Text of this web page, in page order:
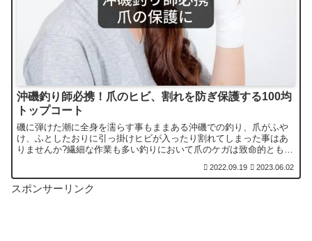
沖磯釣り師必携！爪のヒビ、割れを防ぎ保護する100均
トップコート
磯に弾けた潮に全身を濡らす事もままある沖磯での釣り、爪がふや
け、ふとしたおりに引っ掛けヒビが入ったり割れてしまった事はあ
りませんか?繊細な作業も多い釣りにおいて爪のケガは致命的ともい
2022.09.19 2023.06.02
スポンサーリンク